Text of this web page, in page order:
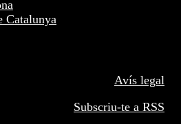
Catalunya
Avís legal
Subscriu-te a RSS